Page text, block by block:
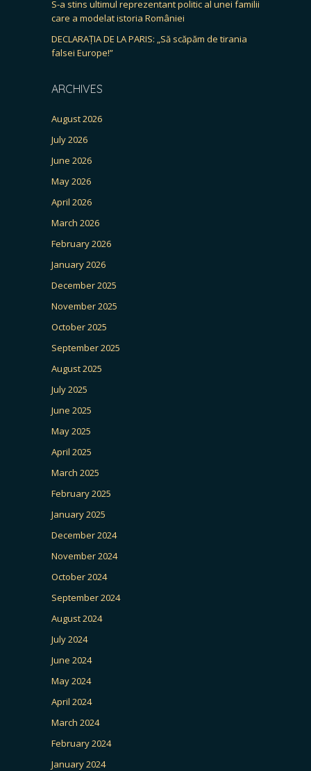
S-a stins ultimul reprezentant politic al unei familii
care a modelat istoria României
DECLARAȚIA DE LA PARIS: „Să scăpăm de tirania
falsei Europe!”
ARCHIVES
August 2026
July 2026
June 2026
May 2026
April 2026
March 2026
February 2026
January 2026
December 2025
November 2025
October 2025
September 2025
August 2025
July 2025
June 2025
May 2025
April 2025
March 2025
February 2025
January 2025
December 2024
November 2024
October 2024
September 2024
August 2024
July 2024
June 2024
May 2024
April 2024
March 2024
February 2024
January 2024